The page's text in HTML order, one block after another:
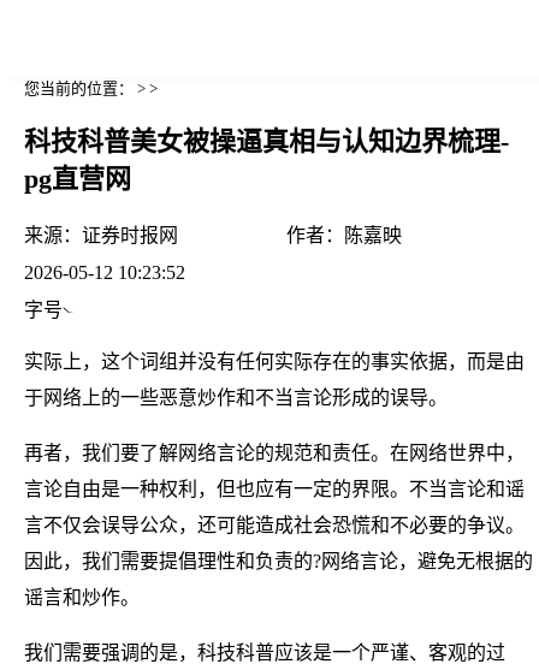
您当前的位置： > >
科技科普美女被操逼真相与认知边界梳理-
pg直营网
来源： 证券时报网 作者：
陈嘉映
2026-05-12 10:23:52
字号
实际上，这个词组并没有任何实际存在的事实依据，而是由
于网络上的一些恶意炒作和不当言论形成的误导。
再者，我们要了解网络言论的规范和责任。在网络世界中，
言论自由是一种权利，但也应有一定的界限。不当言论和谣
言不仅会误导公众，还可能造成社会恐慌和不必要的争议。
因此，我们需要提倡理性和负责的?网络言论，避免无根据的
谣言和炒作。
我们需要强调的是，科技科普应该是一个严谨、客观的过